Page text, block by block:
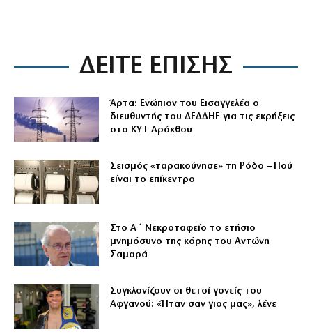
ΔΕΙΤΕ ΕΠΙΣΗΣ
Άρτα: Ενώπιον του Εισαγγελέα ο
διευθυντής του ΔΕΔΔΗΕ για τις εκρήξεις
στο ΚΥΤ Αράχθου
Σεισμός «ταρακούνησε» τη Ρόδο – Πού
είναι το επίκεντρο
Στο Α΄ Νεκροταφείο το ετήσιο
μνημόσυνο της κόρης του Αντώνη
Σαμαρά
Συγκλονίζουν οι θετοί γονείς του
Αφγανού: «Ήταν σαν γιος μας», λένε